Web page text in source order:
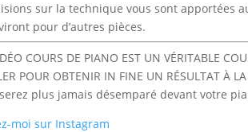
sur la technique vous sont apportées
pour d’autres pièces.
COURS DE PIANO EST UN VÉRITABLE
POUR OBTENIR IN FINE UN RÉSULTAT À
plus jamais désemparé devant votre
moi sur Instagram